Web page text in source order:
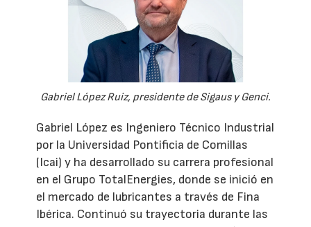
Gabriel López Ruiz, presidente de Sigaus y Genci.
Gabriel López es Ingeniero Técnico Industrial
por la Universidad Pontificia de Comillas
(Icai) y ha desarrollado su carrera profesional
en el Grupo TotalEnergies, donde se inició en
el mercado de lubricantes a través de Fina
Ibérica. Continuó su trayectoria durante las